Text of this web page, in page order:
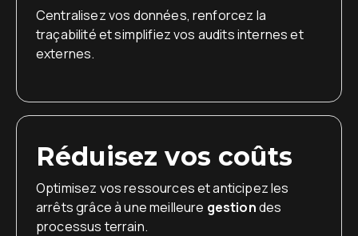
Centralisez vos données, renforcez la
traçabilité et simplifiez vos audits internes et
externes.
Réduisez vos coûts
Optimisez vos ressources et anticipez les
arrêts grâce à une meilleure gestiondes
processus terrain.